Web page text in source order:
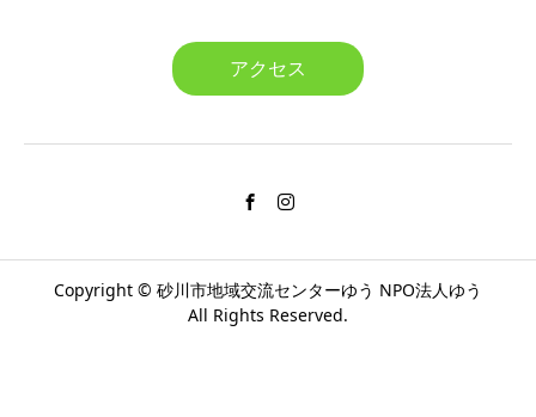
アクセス
Copyright © 砂川市地域交流センターゆう NPO法人ゆう
All Rights Reserved.